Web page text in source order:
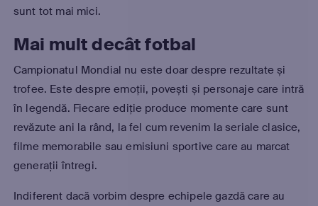
sunt tot mai mici.
Mai mult decât fotbal
Campionatul Mondial nu este doar despre rezultate și
trofee. Este despre emoții, povești și personaje care intră
în legendă. Fiecare ediție produce momente care sunt
revăzute ani la rând, la fel cum revenim la seriale clasice,
filme memorabile sau emisiuni sportive care au marcat
generații întregi.
Indiferent dacă vorbim despre echipele gazdă care au